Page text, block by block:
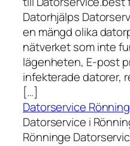
Datorhjälps
en mängd olika
nätverket som inte
lägenheten, E-post
infekterade datorer,
[…]
Datorservice
Datorservice i
Rönninge